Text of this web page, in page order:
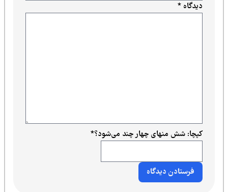
دیدگاه*
کپچا: شش منهای چهار چند می‌شود؟*